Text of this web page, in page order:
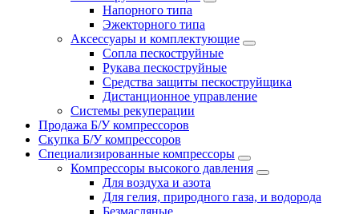
Напорного типа
Эжекторного типа
Аксессуары и комплектующие
Сопла пескоструйные
Рукава пескоструйные
Средства защиты пескоструйщика
Дистанционное управление
Системы рекуперации
Продажа Б/У компрессоров
Скупка Б/У компрессоров
Специализированные компрессоры
Компрессоры высокого давления
Для воздуха и азота
Для гелия, природного газа, и водорода
Безмасляные